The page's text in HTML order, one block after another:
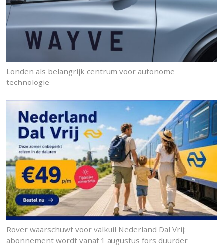
Londen als belangrijk centrum voor autonome
technologie
Rover waarschuwt voor valkuil Nederland Dal Vrij:
abonnement wordt vanaf 1 augustus fors duurder